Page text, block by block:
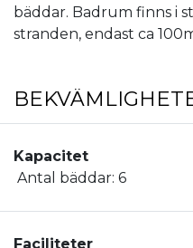
bäddar. Badrum finns i
stranden, endast ca
Kapacitet
Antal bäddar: 6
Faciliteter